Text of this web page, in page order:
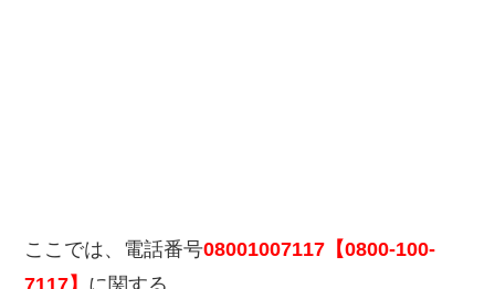
ここでは、電話番号08001007117【0800-100-